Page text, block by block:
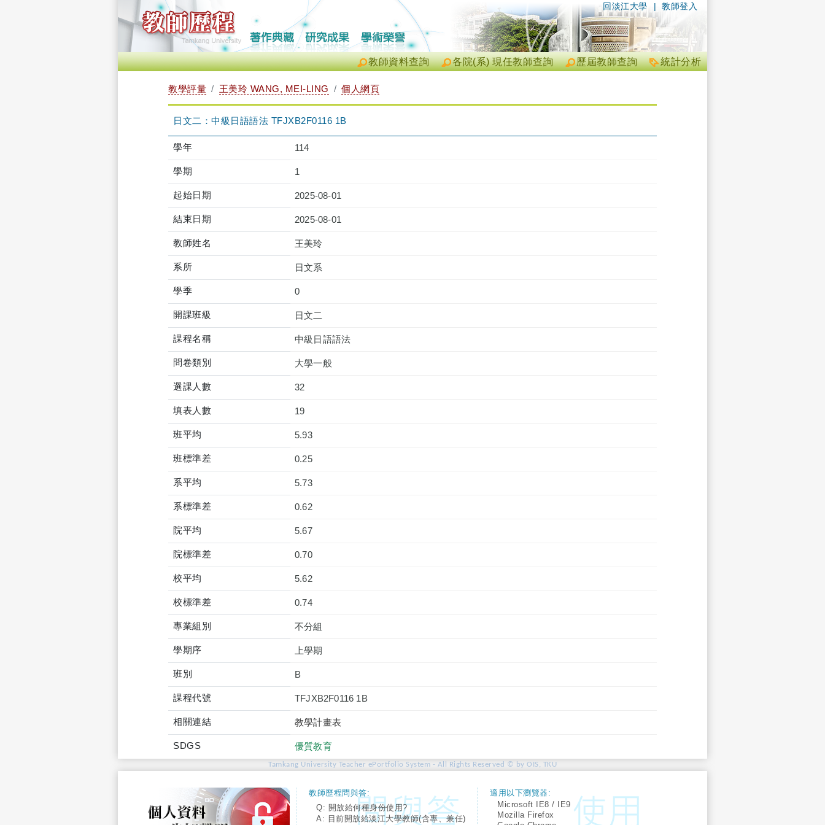
| 教師登入
回淡江大學
統計分析
歷屆教師查詢
各院(系) 現任教師查詢
教師資料查詢
教學評量 王美玲 WANG, MEI-LING 個人網頁
日文二：中級日語語法 TFJXB2F0116 1B
學年 114
學期 1
起始日期 2025-08-01
結束日期 2025-08-01
教師姓名 王美玲
系所 日文系
學季 0
開課班級 日文二
課程名稱 中級日語語法
問卷類別 大學一般
選課人數 32
填表人數 19
班平均 5.93
班標準差 0.25
系平均 5.73
系標準差 0.62
院平均 5.67
院標準差 0.70
校平均 5.62
校標準差 0.74
專業組別 不分組
學期序 上學期
班別 B
課程代號 TFJXB2F0116 1B
相關連結 教學計畫表
SDGS 優質教育
Tamkang University Teacher ePortfolio System - All Rights Reserved © by OIS, TKU
教師歷程問與答:
Q: 開放給何種身份使用?
A: 目前開放給淡江大學教師(含專、兼任)
適用以下瀏覽器:
Microsoft IE8 / IE9
Mozilla Firefox